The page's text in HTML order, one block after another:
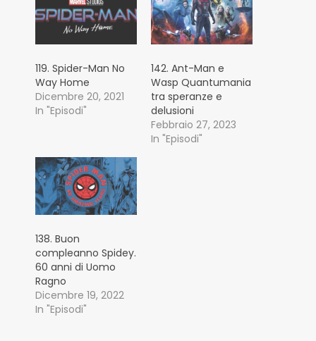
119. Spider-Man No
Way Home
Dicembre 20, 2021
In "Episodi"
142. Ant-Man e
Wasp Quantumania
tra speranze e
delusioni
Febbraio 27, 2023
In "Episodi"
138. Buon
compleanno Spidey.
60 anni di Uomo
Ragno
Dicembre 19, 2022
In "Episodi"